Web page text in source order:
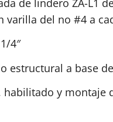
varilla del no #4 a
4″
estructural a base
y montaje